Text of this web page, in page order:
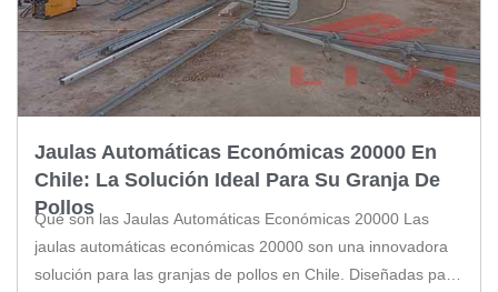
Jaulas Automáticas Económicas 20000 En
Chile: La Solución Ideal Para Su Granja De
Pollos
Qué son las Jaulas Automáticas Económicas 20000 Las
jaulas automáticas económicas 20000 son una innovadora
solución para las granjas de pollos en Chile. Diseñadas para